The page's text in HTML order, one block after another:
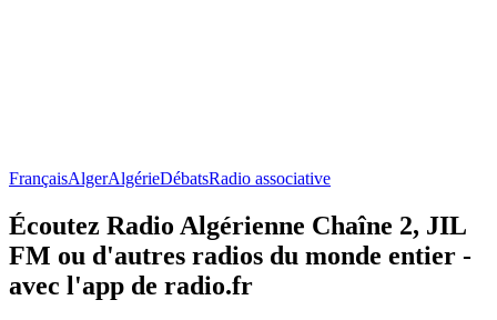
FrançaisAlgerAlgérieDébatsRadio associative
Écoutez Radio Algérienne Chaîne 2, JIL
FM ou d'autres radios du monde entier -
avec l'app de radio.fr